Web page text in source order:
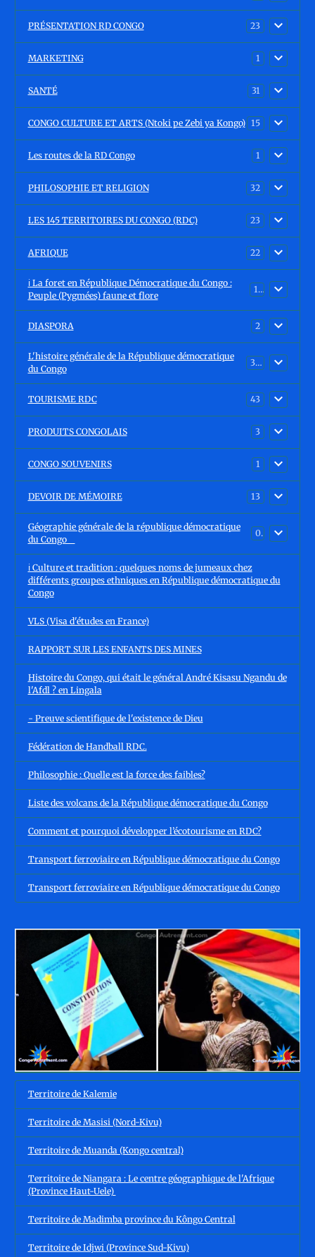
PRÉSENTATION RD CONGO 23
MARKETING 1
SANTÉ 31
CONGO CULTURE ET ARTS (Ntoki pe Zebi ya Kongo) 15
Les routes de la RD Congo 1
PHILOSOPHIE ET RELIGION 32
LES 145 TERRITOIRES DU CONGO (RDC) 23
AFRIQUE 22
ℹ️ La foret en République Démocratique du Congo :
Peuple (Pygmées) faune et flore
15
DIASPORA 2
L'histoire générale de la République démocratique
du Congo
30
TOURISME RDC 43
PRODUITS CONGOLAIS 3
CONGO SOUVENIRS 1
DEVOIR DE MÉMOIRE 13
Géographie générale de la république démocratique
du Congo
0
ℹ️ Culture et tradition : quelques noms de jumeaux chez
différents groupes ethniques en République démocratique du
Congo
VLS (Visa d'études en France)
RAPPORT SUR LES ENFANTS DES MINES
Histoire du Congo, qui était le général André Kisasu Ngandu de
l'Afdl ? en Lingala
- Preuve scientifique de l'existence de Dieu
Fédération de Handball RDC.
Philosophie : Quelle est la force des faibles?
Liste des volcans de la République démocratique du Congo
Comment et pourquoi développer l’écotourisme en RDC?
Transport ferroviaire en République démocratique du Congo
Transport ferroviaire en République démocratique du Congo
Territoire de Kalemie
Territoire de Masisi (Nord-Kivu)
Territoire de Muanda (Kongo central)
Territoire de Niangara : Le centre géographique de l'Afrique
(Province Haut-Uele)
Territoire de Madimba province du Kôngo Central
Territoire de Idjwi (Province Sud-Kivu)